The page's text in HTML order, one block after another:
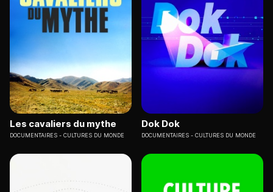
Les cavaliers du mythe
DOCUMENTAIRES CULTURES DU MONDE
Dok Dok
DOCUMENTAIRES CULTURES DU MONDE